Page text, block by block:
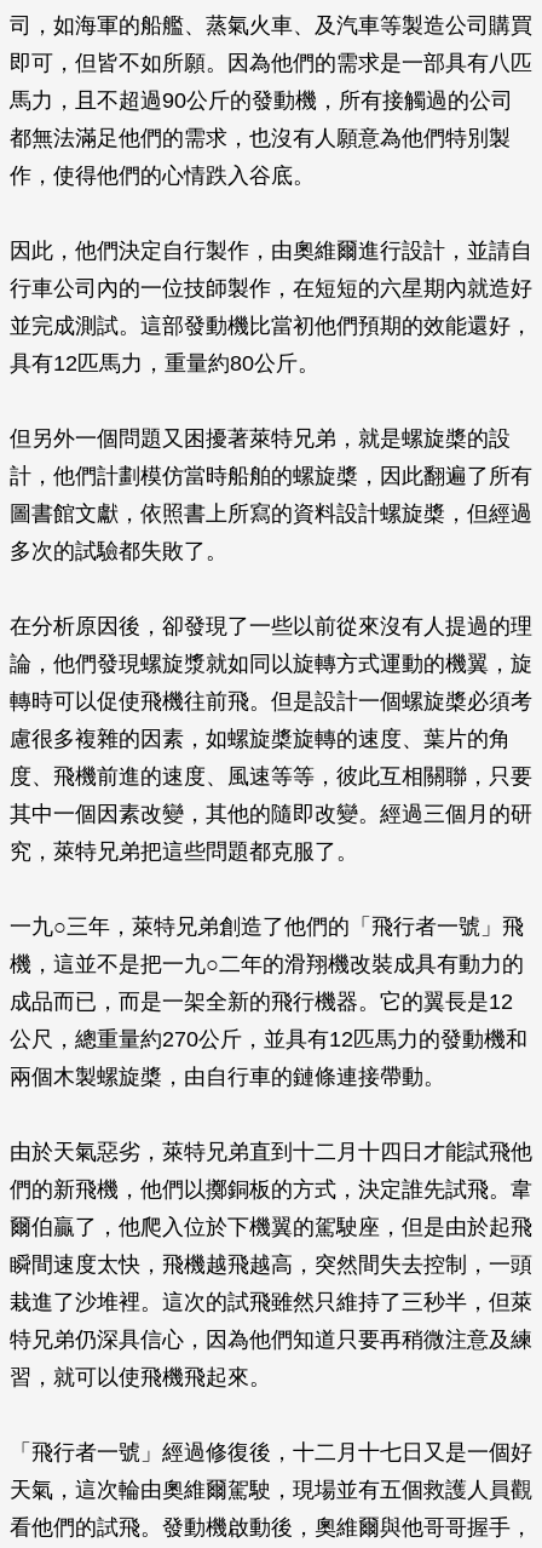
司，如海軍的船艦、蒸氣火車、及汽車等製造公司購買
即可，但皆不如所願。因為他們的需求是一部具有八匹
馬力，且不超過90公斤的發動機，所有接觸過的公司
都無法滿足他們的需求，也沒有人願意為他們特別製
作，使得他們的心情跌入谷底。
因此，他們決定自行製作，由奧維爾進行設計，並請自
行車公司內的一位技師製作，在短短的六星期內就造好
並完成測試。這部發動機比當初他們預期的效能還好，
具有12匹馬力，重量約80公斤。
但另外一個問題又困擾著萊特兄弟，就是螺旋槳的設
計，他們計劃模仿當時船舶的螺旋槳，因此翻遍了所有
圖書館文獻，依照書上所寫的資料設計螺旋槳，但經過
多次的試驗都失敗了。
在分析原因後，卻發現了一些以前從來沒有人提過的理
論，他們發現螺旋漿就如同以旋轉方式運動的機翼，旋
轉時可以促使飛機往前飛。但是設計一個螺旋槳必須考
慮很多複雜的因素，如螺旋槳旋轉的速度、葉片的角
度、飛機前進的速度、風速等等，彼此互相關聯，只要
其中一個因素改變，其他的隨即改變。經過三個月的研
究，萊特兄弟把這些問題都克服了。
一九○三年，萊特兄弟創造了他們的「飛行者一號」飛
機，這並不是把一九○二年的滑翔機改裝成具有動力的
成品而已，而是一架全新的飛行機器。它的翼長是12
公尺，總重量約270公斤，並具有12匹馬力的發動機和
兩個木製螺旋槳，由自行車的鏈條連接帶動。
由於天氣惡劣，萊特兄弟直到十二月十四日才能試飛他
們的新飛機，他們以擲銅板的方式，決定誰先試飛。韋
爾伯贏了，他爬入位於下機翼的駕駛座，但是由於起飛
瞬間速度太快，飛機越飛越高，突然間失去控制，一頭
栽進了沙堆裡。這次的試飛雖然只維持了三秒半，但萊
特兄弟仍深具信心，因為他們知道只要再稍微注意及練
習，就可以使飛機飛起來。
「飛行者一號」經過修復後，十二月十七日又是一個好
天氣，這次輪由奧維爾駕駛，現場並有五個救護人員觀
看他們的試飛。發動機啟動後，奧維爾與他哥哥握手，